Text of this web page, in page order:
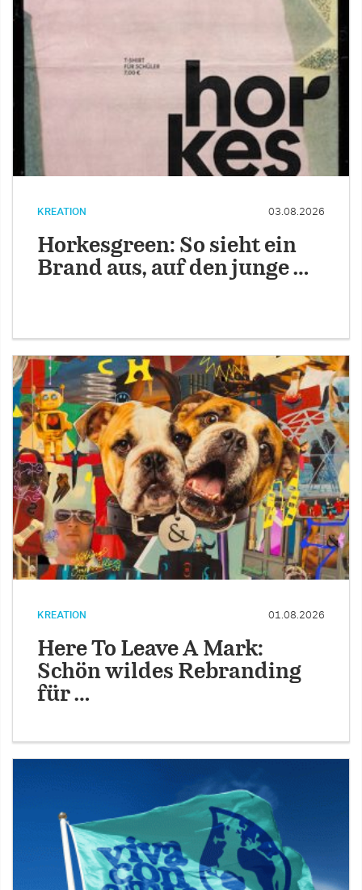
KREATION 03.08.2026
Horkesgreen: So sieht ein
Brand aus, auf den junge …
KREATION 01.08.2026
Here To Leave A Mark:
Schön wildes Rebranding
für …